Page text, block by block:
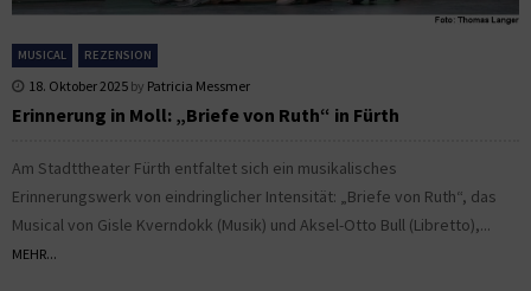
MUSICAL REZENSION
18. Oktober 2025 by Patricia Messmer
Erinnerung in Moll: „Briefe von Ruth“ in Fürth
Am Stadttheater Fürth entfaltet sich ein musikalisches
Erinnerungswerk von eindringlicher Intensität: „Briefe von Ruth“, das
Musical von Gisle Kverndokk (Musik) und Aksel-Otto Bull (Libretto),...
MEHR...